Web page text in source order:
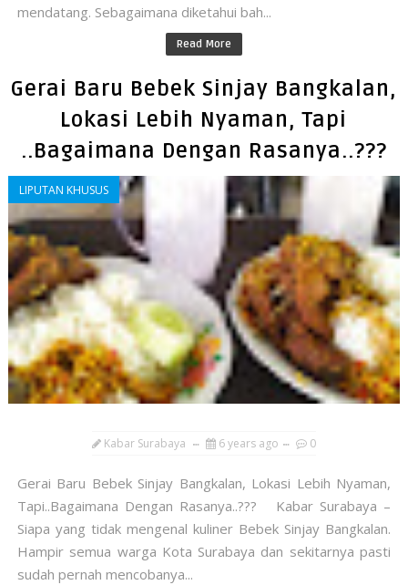
mendatang. Sebagaimana diketahui bah...
Read More
Gerai Baru Bebek Sinjay Bangkalan,
Lokasi Lebih Nyaman, Tapi
..Bagaimana Dengan Rasanya..???
LIPUTAN KHUSUS
Kabar Surabaya 6 years ago 0
Gerai Baru Bebek Sinjay Bangkalan, Lokasi Lebih Nyaman,
Tapi..Bagaimana Dengan Rasanya..??? Kabar Surabaya –
Siapa yang tidak mengenal kuliner Bebek Sinjay Bangkalan.
Hampir semua warga Kota Surabaya dan sekitarnya pasti
sudah pernah mencobanya...